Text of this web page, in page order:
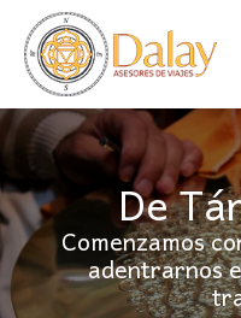
De
Comenzamos
adentrarnos